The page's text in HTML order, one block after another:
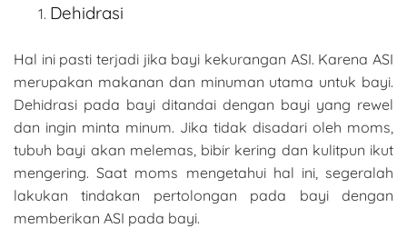
Dehidrasi
Hal ini pasti terjadi jika bayi kekurangan ASI. Karena ASI
merupakan makanan dan minuman utama untuk bayi.
Dehidrasi pada bayi ditandai dengan bayi yang rewel
dan ingin minta minum. Jika tidak disadari oleh moms,
tubuh bayi akan melemas, bibir kering dan kulitpun ikut
mengering. Saat moms mengetahui hal ini, segeralah
lakukan tindakan pertolongan pada bayi dengan
memberikan ASI pada bayi.